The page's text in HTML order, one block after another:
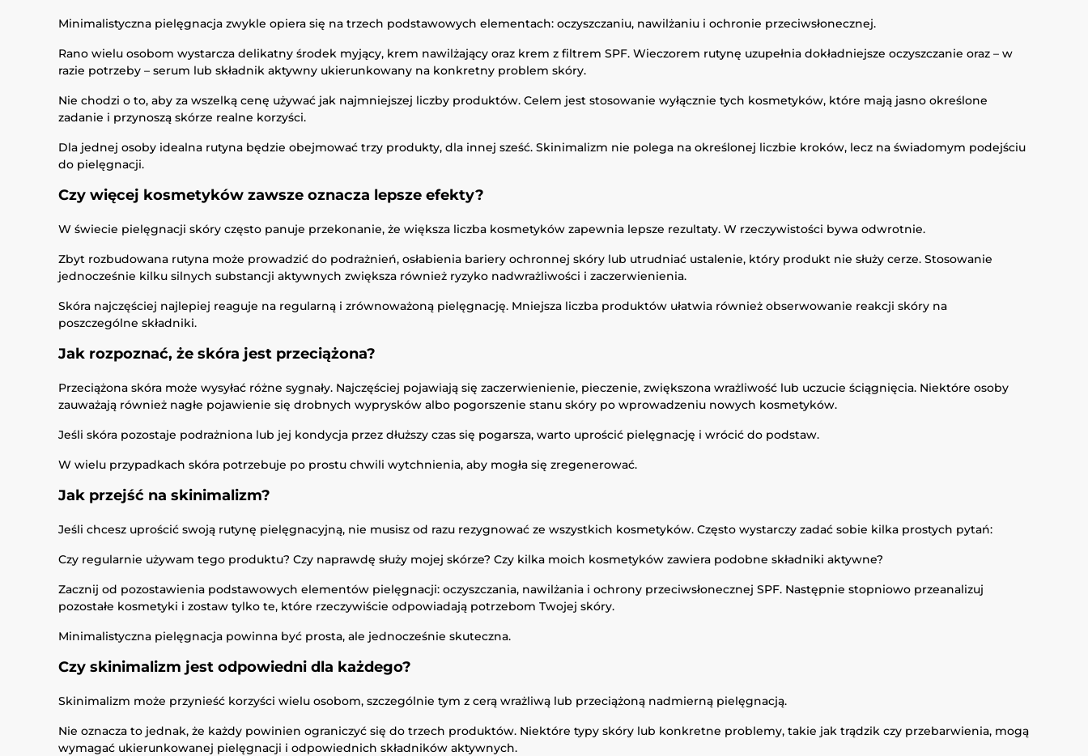
Minimalistyczna pielęgnacja zwykle opiera się na trzech podstawowych elementach: oczyszczaniu, nawilżaniu i ochronie przeciwsłonecznej.
Rano wielu osobom wystarcza delikatny środek myjący, krem nawilżający oraz krem z filtrem SPF. Wieczorem rutynę uzupełnia dokładniejsze oczyszczanie oraz – w
razie potrzeby – serum lub składnik aktywny ukierunkowany na konkretny problem skóry.
Nie chodzi o to, aby za wszelką cenę używać jak najmniejszej liczby produktów. Celem jest stosowanie wyłącznie tych kosmetyków, które mają jasno określone
zadanie i przynoszą skórze realne korzyści.
Dla jednej osoby idealna rutyna będzie obejmować trzy produkty, dla innej sześć. Skinimalizm nie polega na określonej liczbie kroków, lecz na świadomym podejściu
do pielęgnacji.
Czy więcej kosmetyków zawsze oznacza lepsze efekty?
W świecie pielęgnacji skóry często panuje przekonanie, że większa liczba kosmetyków zapewnia lepsze rezultaty. W rzeczywistości bywa odwrotnie.
Zbyt rozbudowana rutyna może prowadzić do podrażnień, osłabienia bariery ochronnej skóry lub utrudniać ustalenie, który produkt nie służy cerze. Stosowanie
jednocześnie kilku silnych substancji aktywnych zwiększa również ryzyko nadwrażliwości i zaczerwienienia.
Skóra najczęściej najlepiej reaguje na regularną i zrównoważoną pielęgnację. Mniejsza liczba produktów ułatwia również obserwowanie reakcji skóry na
poszczególne składniki.
Jak rozpoznać, że skóra jest przeciążona?
Przeciążona skóra może wysyłać różne sygnały. Najczęściej pojawiają się zaczerwienienie, pieczenie, zwiększona wrażliwość lub uczucie ściągnięcia. Niektóre osoby
zauważają również nagłe pojawienie się drobnych wyprysków albo pogorszenie stanu skóry po wprowadzeniu nowych kosmetyków.
Jeśli skóra pozostaje podrażniona lub jej kondycja przez dłuższy czas się pogarsza, warto uprościć pielęgnację i wrócić do podstaw.
W wielu przypadkach skóra potrzebuje po prostu chwili wytchnienia, aby mogła się zregenerować.
Jak przejść na skinimalizm?
Jeśli chcesz uprościć swoją rutynę pielęgnacyjną, nie musisz od razu rezygnować ze wszystkich kosmetyków. Często wystarczy zadać sobie kilka prostych pytań:
Czy regularnie używam tego produktu? Czy naprawdę służy mojej skórze? Czy kilka moich kosmetyków zawiera podobne składniki aktywne?
Zacznij od pozostawienia podstawowych elementów pielęgnacji: oczyszczania, nawilżania i ochrony przeciwsłonecznej SPF. Następnie stopniowo przeanalizuj
pozostałe kosmetyki i zostaw tylko te, które rzeczywiście odpowiadają potrzebom Twojej skóry.
Minimalistyczna pielęgnacja powinna być prosta, ale jednocześnie skuteczna.
Czy skinimalizm jest odpowiedni dla każdego?
Skinimalizm może przynieść korzyści wielu osobom, szczególnie tym z cerą wrażliwą lub przeciążoną nadmierną pielęgnacją.
Nie oznacza to jednak, że każdy powinien ograniczyć się do trzech produktów. Niektóre typy skóry lub konkretne problemy, takie jak trądzik czy przebarwienia, mogą
wymagać ukierunkowanej pielęgnacji i odpowiednich składników aktywnych.